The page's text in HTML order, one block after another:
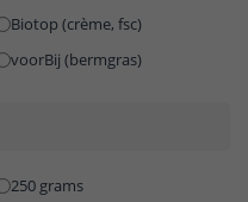
Biotop (crème, fsc)
voorBij (bermgras)
250 grams